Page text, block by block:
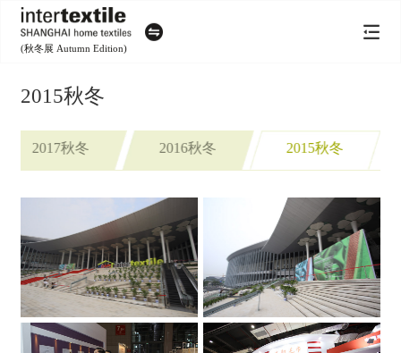
(秋冬展 Autumn Edition)
2015秋冬
2017秋冬 2016秋冬 2015秋冬